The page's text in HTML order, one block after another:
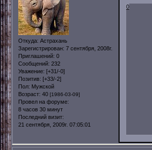
Откуда: Астрахань
Зарегистрирован: 7 сентября, 2008г.
Приглашений: 0
Сообщений: 232
Уважение: [+31/-0]
Позитив: [+33/-2]
Пол: Мужской
Возраст: 40 [1986-03-09]
Провел на форуме:
8 часов 30 минут
Последний визит:
21 сентября, 2009г. 07:05:01
0